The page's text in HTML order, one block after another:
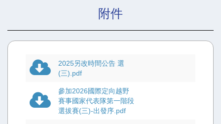
主辦單位：中華民國定向越野協會
伍、協辦單位：臺北市定向越野協會、彰化縣體育會定向越野委員
會、老湯運動世界工作室、朱崙定向越野俱樂部。
司、中華民國籃網球協會、揚昇體育運動用品社、
二戶外用品有限公司。
柒、賽事資訊：
附件
2025另改時間公告 選
(三).pdf
參加2026國際定向越野
賽事國家代表隊第一階段
選拔賽(三)-出發序.pdf